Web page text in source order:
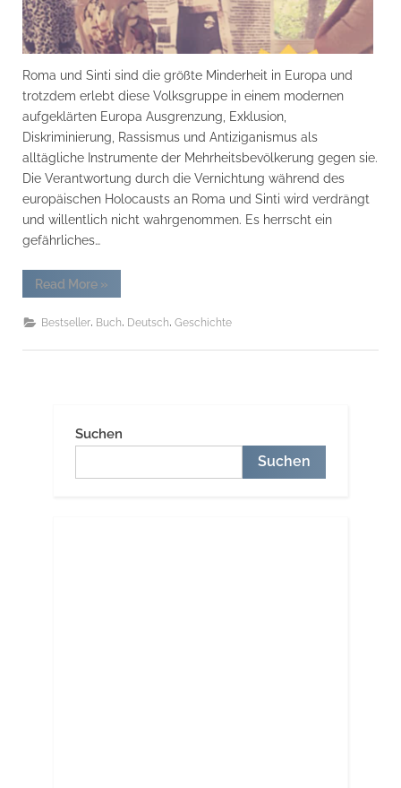
Roma und Sinti sind die größte Minderheit in Europa und
trotzdem erlebt diese Volksgruppe in einem modernen
aufgeklärten Europa Ausgrenzung, Exklusion,
Diskriminierung, Rassismus und Antiziganismus als
alltägliche Instrumente der Mehrheitsbevölkerung gegen sie.
Die Verantwortung durch die Vernichtung während des
europäischen Holocausts an Roma und Sinti wird verdrängt
und willentlich nicht wahrgenommen. Es herrscht ein
gefährliches…
Read More“„Roma
&
–
2021”
»
Bestseller, Buch, Deutsch, Geschichte
Suchen
Suchen